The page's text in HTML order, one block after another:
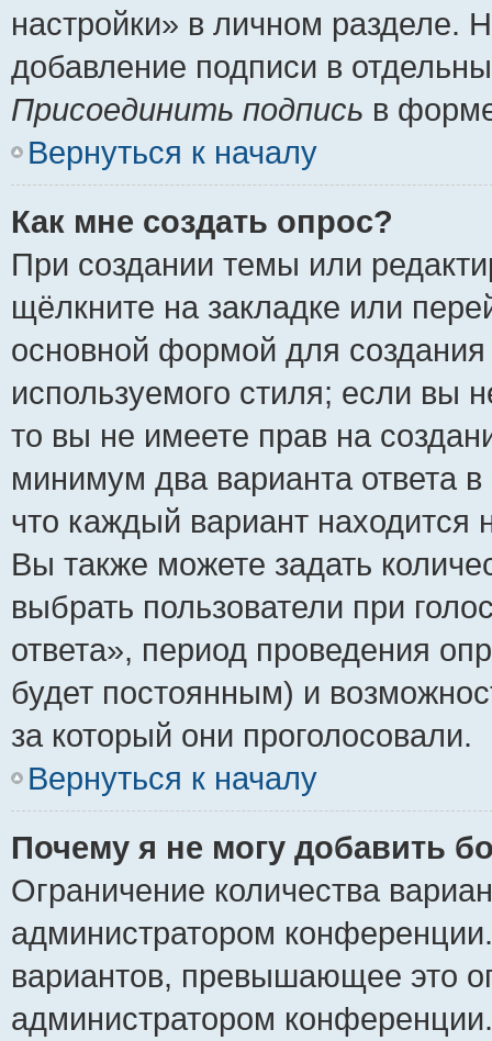
настройки» в личном разделе.
добавление подписи в
Присоединить подпись в
Вернуться к началу
Как мне создать опрос?
При создании темы или
щёлкните на закладке или
основной формой для
используемого стиля; если вы
то вы не имеете прав на
минимум два варианта ответа
что каждый вариант находится
Вы также можете задать
выбрать пользователи при
ответа», период проведения
будет постоянным) и
за который они проголосовали.
Вернуться к началу
Почему я не могу добавить
Ограничение количества
администратором
вариантов, превышающее это
администратором конференции.